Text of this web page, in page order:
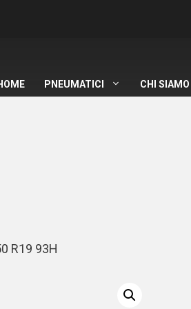
PNEUMATICI CHI SIAMO
R19 93H